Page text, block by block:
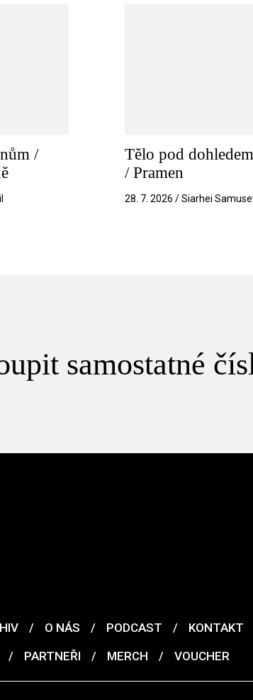
/
Tělo pod
/ Pramen
28. 7. 2026 / Siarhei
samostatné
/ O NÁS / PODCAST /
KONTAKT
/ PARTNEŘI / MERCH / VOUCHER